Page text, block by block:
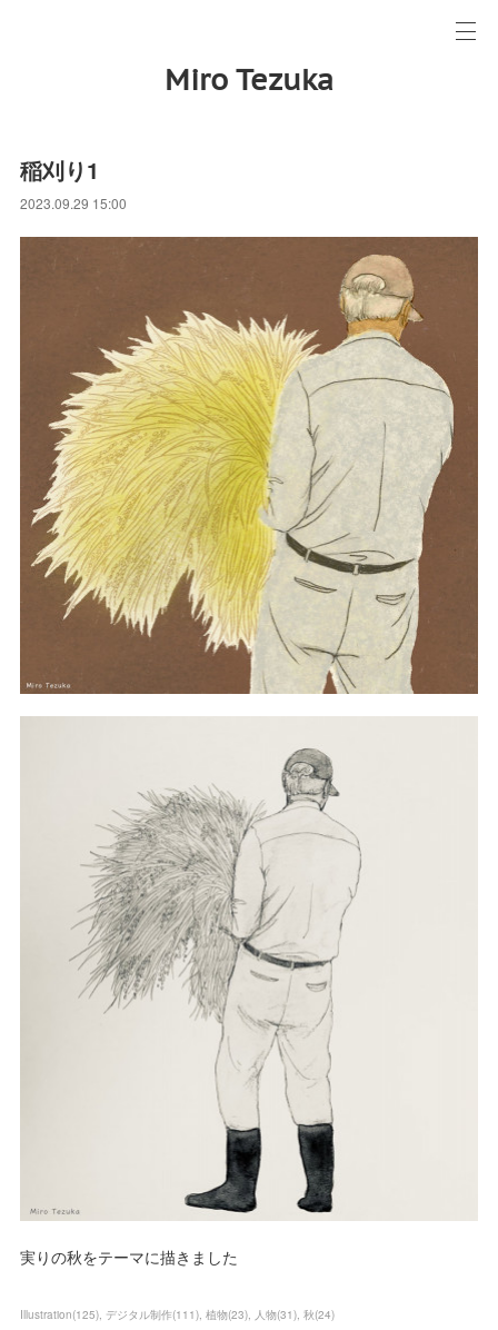
Miro Tezuka
稲刈り1
2023.09.29 15:00
実りの秋をテーマに描きました
Illustration(125) デジタル制作(111) 植物(23) 人物(31) 秋(24)